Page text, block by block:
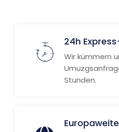
24h
Wir kümmern
Stunden.